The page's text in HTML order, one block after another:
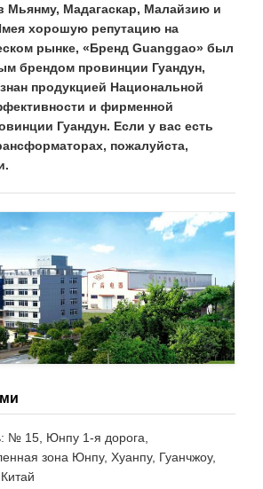
Мьянму, Мадагаскар, Малайзию и
хорошую репутацию на
рынке, «Бренд Guanggao» был
брендом провинции Гуандун,
продукцией Национальной
и фирменной
Гуандун. Если у вас есть
пожалуйста,
№ 15, Юнпу 1-я дорога,
зона Юнпу, Хуанпу, Гуанчжоу,